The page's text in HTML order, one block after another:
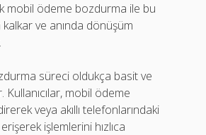
mobil ödeme bozdurma ile bu
ve anında dönüşüm
süreci oldukça basit ve
Kullanıcılar, mobil ödeme
veya akıllı telefonlarındaki
işlemlerini hızlıca